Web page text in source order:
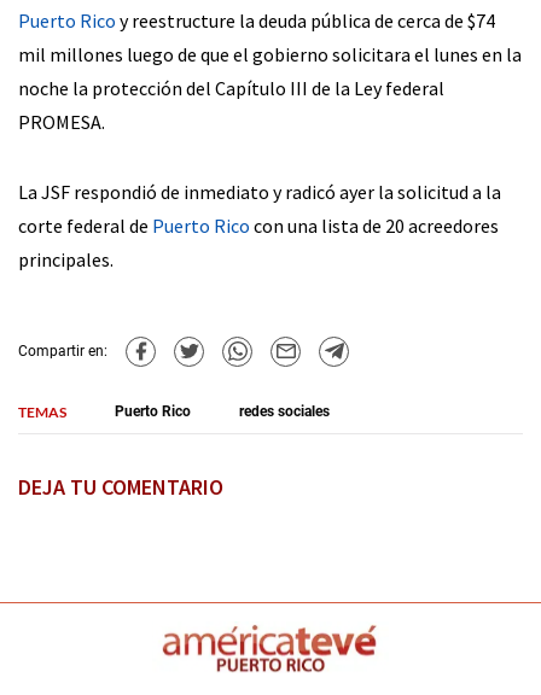
Puerto Rico y reestructure la deuda pública de cerca de $74
mil millones luego de que el gobierno solicitara el lunes en la
noche la protección del Capítulo III de la Ley federal
PROMESA.
La JSF respondió de inmediato y radicó ayer la solicitud a la
corte federal de Puerto Rico con una lista de 20 acreedores
principales.
Compartir en:
TEMAS Puerto Rico redes sociales
DEJA TU COMENTARIO